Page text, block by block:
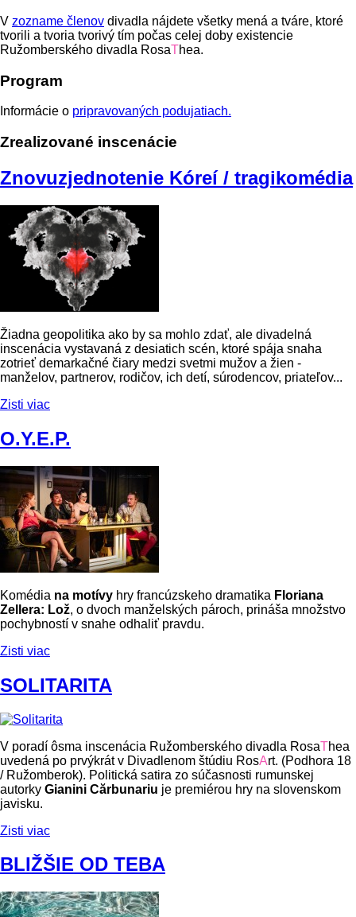
V zozname členov divadla nájdete všetky mená a tváre, ktoré
tvorili a tvoria tvorivý tím počas celej doby existencie
Ružomberského divadla RosaThea.
Program
Informácie o pripravovaných podujatiach.
Zrealizované inscenácie
Znovuzjednotenie Kóreí / tragikomédia
Žiadna geopolitika ako by sa mohlo zdať, ale divadelná
inscenácia vystavaná z desiatich scén, ktoré spája snaha
zotrieť demarkačné čiary medzi svetmi mužov a žien -
manželov, partnerov, rodičov, ich detí, súrodencov, priateľov...
Zisti viac
O.Y.E.P.
Komédia na motívy hry francúzskeho dramatika Floriana
Zellera: Lož, o dvoch manželských pároch, prináša množstvo
pochybností v snahe odhaliť pravdu.
Zisti viac
SOLITARITA
V poradí ôsma inscenácia Ružomberského divadla RosaThea
uvedená po prvýkrát v Divadlenom štúdiu RosArt. (Podhora 18
/ Ružomberok). Politická satira zo súčasnosti rumunskej
autorky Gianini Cărbunariu je premiérou hry na slovenskom
javisku.
Zisti viac
BLIŽŠIE OD TEBA